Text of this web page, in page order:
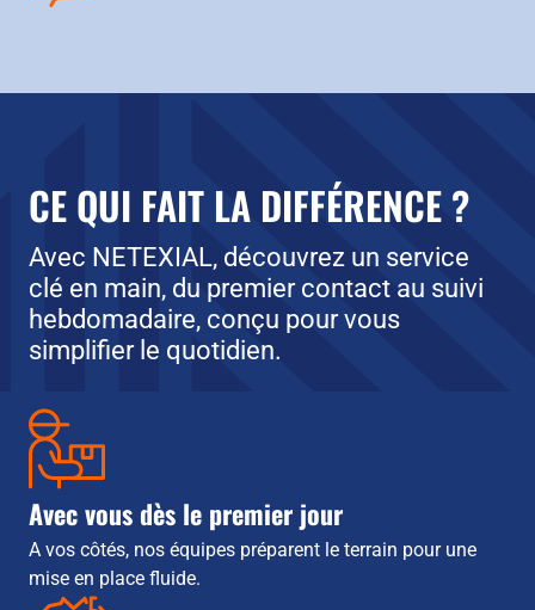
CE QUI FAIT LA DIFFÉRENCE ?
Avec NETEXIAL, découvrez un service
clé en main, du premier contact au suivi
hebdomadaire, conçu pour vous
simplifier le quotidien.
Avec vous dès le premier jour
A vos côtés, nos équipes préparent le terrain pour une
mise en place fluide.